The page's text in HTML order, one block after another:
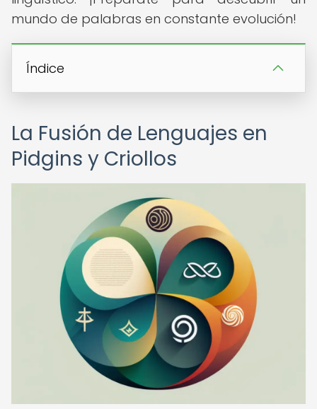
mundo de palabras en constante evolución!
Índice
La Fusión de Lenguajes en
Pidgins y Criollos